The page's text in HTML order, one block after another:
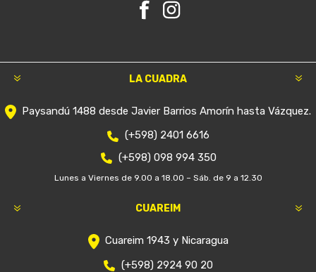
LA CUADRA
Paysandú 1488 desde Javier Barrios Amorín hasta Vázquez.
(+598) 2401 6616
(+598) 098 994 350
Lunes a Viernes de 9.00 a 18.00 – Sáb. de 9 a 12.30
CUAREIM
Cuareim 1943 y Nicaragua
(+598) 2924 90 20